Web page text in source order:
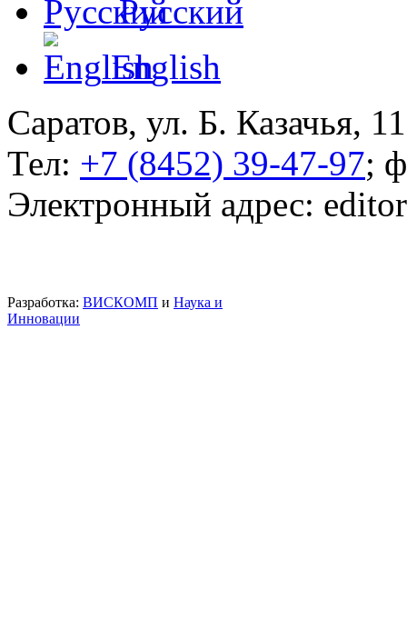
Русский
English
Саратов, ул. Б. Казачья,
Тел: +7 (8452) 39-47-97;
Электронный адрес:
Разработка: ВИСКОМП и Наука и
Инновации